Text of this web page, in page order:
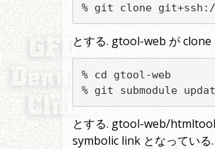
% git clone git+ssh://
とする. gtool-web が clone
% cd gtool-web
% git submodule
とする. gtool-web/
symbolic link となっている.